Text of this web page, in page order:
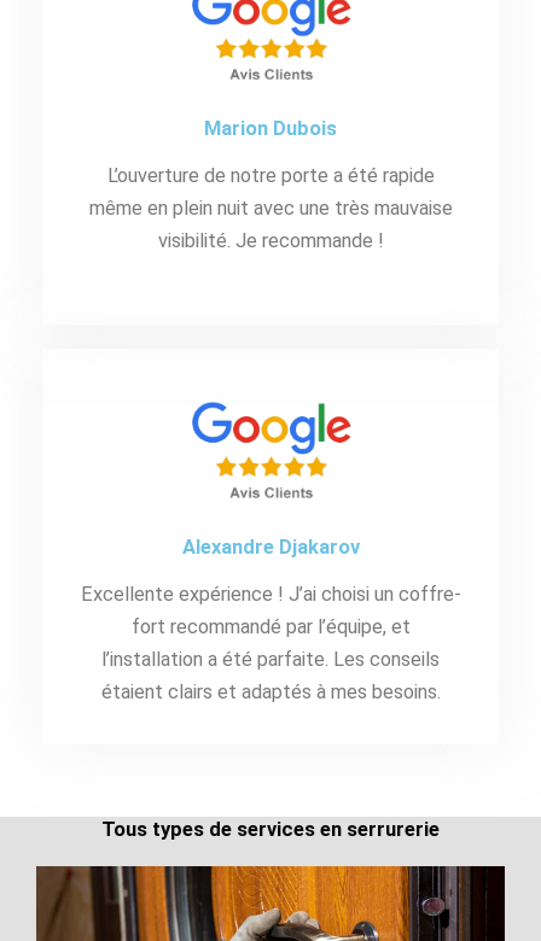
Marion Dubois
L’ouverture de notre porte a été rapide
même en plein nuit avec une très mauvaise
visibilité. Je recommande !
Alexandre Djakarov
Excellente expérience ! J’ai choisi un coffre-
fort recommandé par l’équipe, et
l’installation a été parfaite. Les conseils
étaient clairs et adaptés à mes besoins.
Tous types de services en serrurerie